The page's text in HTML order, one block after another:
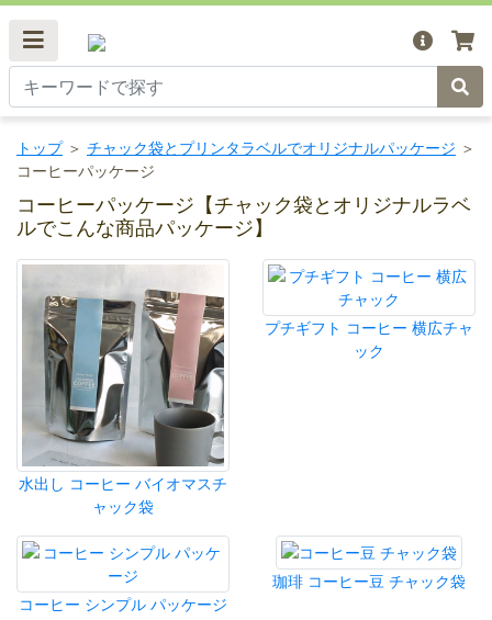
トップ＞ チャック袋とプリンタラベルでオリジナルパッケージ ＞
コーヒーパッケージ
コーヒーパッケージ【チャック袋とオリジナルラベ
ルでこんな商品パッケージ】
水出し コーヒー バイオマスチ
ャック袋
プチギフト コーヒー 横広チャ
ック
コーヒー シンプル パッケージ
珈琲 コーヒー豆 チャック袋